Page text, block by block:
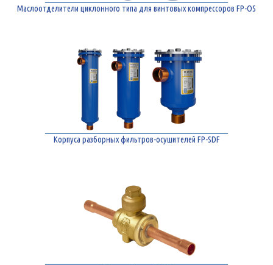
Маслоотделители циклонного типа для винтовых компрессоров FP-OS
Корпуса разборных фильтров-осушителей FP-SDF